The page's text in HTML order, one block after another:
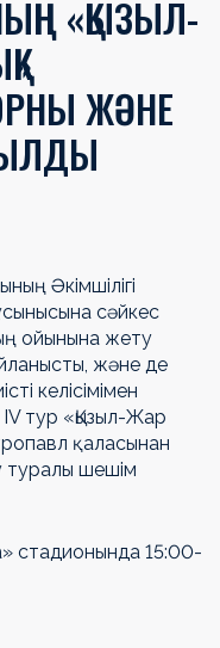
«ҚЫЗЫЛ-
ЖӘНЕ
Әкімшілігі
сәйкес
ойынына жету
және де
келісімімен
тур «Қызыл-Жар
қаласынан
туралы шешім
стадионында 15:00-